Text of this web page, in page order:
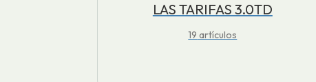
LAS TARIFAS 3.0TD
19 artículos